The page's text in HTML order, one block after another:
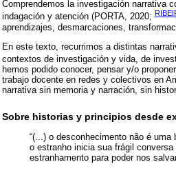
Comprendemos la investigación narrativa
indagación y atención (PORTA, 2020;
aprendizajes, desmarcaciones,
En este texto, recurrimos a distintas
contextos de investigación y vida, de
hemos podido conocer, pensar y/o
trabajo docente en redes y colectivos en
narrativa sin memoria y narración, sin
Sobre historias y principios desde
“(...) o desconhecimento não é
o estranho inicia sua frágil
estranhamento para poder nos